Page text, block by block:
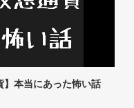
】本当にあった怖い話